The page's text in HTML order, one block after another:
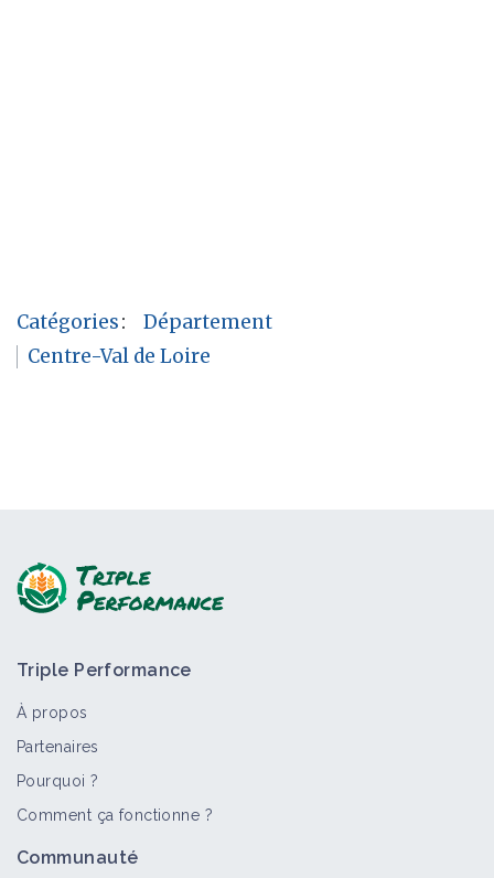
Catégories:
Département
Centre-Val de Loire
Triple Performance
À propos
Partenaires
Pourquoi ?
Comment ça fonctionne ?
Communauté